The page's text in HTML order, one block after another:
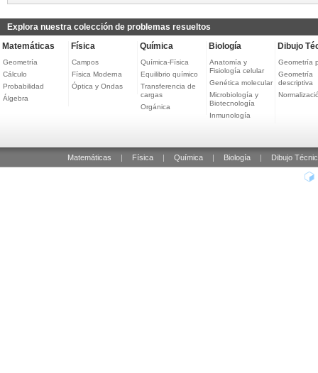
Explora nuestra colección de problemas resueltos
Matemáticas
Geometría
Cálculo
Probabilidad
Álgebra
Física
Campos
Física Moderna
Óptica y Ondas
Química
Química-Física
Equilibrio químico
Transferencia de
cargas
Orgánica
Biología
Anatomía y
Fisiología celular
Genética molecular
Microbiología y
Biotecnología
Inmunología
Dibujo
Geometría
Geometría
descriptiva
Matemáticas Física Química Biología Dibujo